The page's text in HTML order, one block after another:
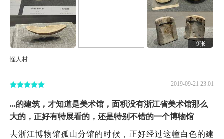
9张
怪人村
2019-09-21 23:01
...的建筑，才知道是美术馆，面积没有浙江省美术馆那么
大的，正好有特展看的，还是特别不错的一个博物馆
去浙江博物馆孤山分馆的时候，正好经过这幢白色的建